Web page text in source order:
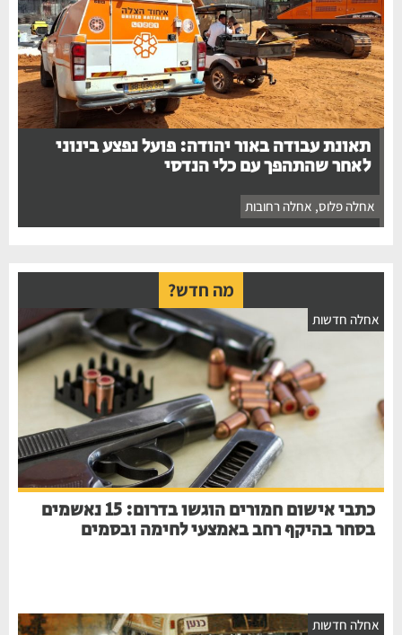
תאונת עבודה באור יהודה: פועל נפצע בינוני
לאחר שהתהפך עם כלי הנדסי
אחלה פלוס, אחלה רחובות
מה חדש?
אחלה חדשות
כתבי אישום חמורים הוגשו בדרום: 15 נאשמים
בסחר בהיקף רחב באמצעי לחימה ובסמים
אחלה חדשות